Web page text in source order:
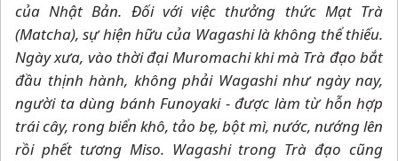
của Nhật Bản. Đối với việc thưởng thức Mạt Trà
(Matcha), sự hiện hữu của Wagashi là không thể thiếu.
Ngày xưa, vào thời đại Muromachi khi mà Trà đạo bắt
đầu thịnh hành, không phải Wagashi như ngày nay,
người ta dùng bánh Funoyaki - được làm từ hỗn hợp
trái cây, rong biển khô, tảo bẹ, bột mì, nước, nướng lên
rồi phết tương Miso. Wagashi trong Trà đạo cũng